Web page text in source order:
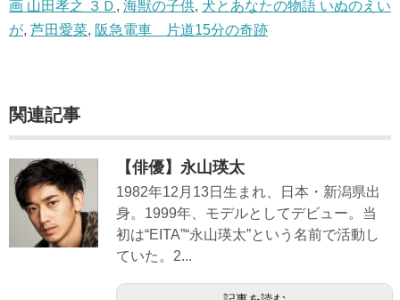
画 山田孝之 ３Ｄ , 海獣の子供, 犬とあなたの物語 いぬのえい
が, 芦田愛菜, 阪急電車 片道15分の奇跡
関連記事
【俳優】永山瑛太
1982年12月13日生まれ、日本・新潟県出
身。1999年、モデルとしてデビュー。当
初は“EITA”“永山瑛太”という名前で活動し
ていた。2...